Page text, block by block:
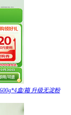
盒/箱 升级无淀粉